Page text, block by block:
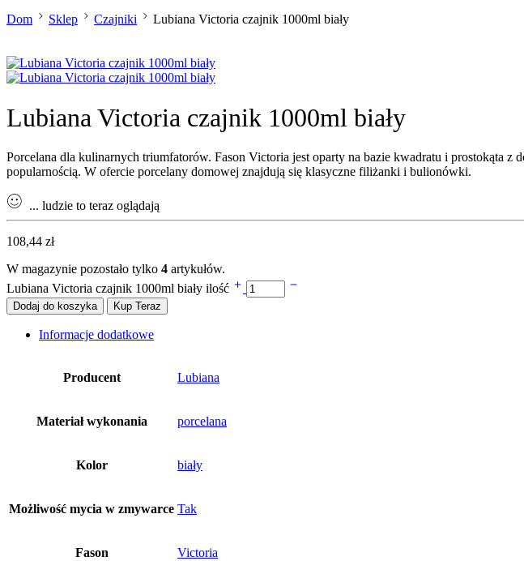
Dom Sklep Czajniki Lubiana Victoria czajnik 1000ml biały
Lubiana Victoria czajnik 1000ml biały
Porcelana dla kulinarnych triumfatorów. Fason Victoria jest oparty na bazie kwadratu i prostokąta z
popularnością. W ofercie porcelany domowej znajdują się klasyczne filiżanki i bulionówki.
... ludzie to teraz oglądają
108,44 zł
W magazynie pozostało tylko 4 artykułów.
Lubiana Victoria czajnik 1000ml biały ilość
Dodaj do koszyka Kup Teraz
Informacje dodatkowe
Producent Lubiana
Materiał wykonania porcelana
Kolor biały
Możliwość mycia w zmywarce Tak
Fason Victoria